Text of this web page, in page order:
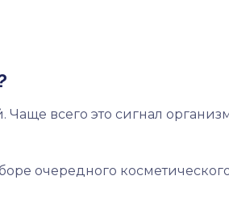
всего это сигнал
очередного